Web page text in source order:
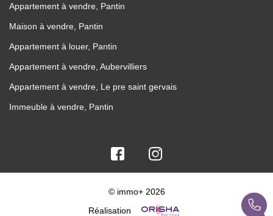
Appartement à vendre, Pantin
Maison à vendre, Pantin
Appartement à louer, Pantin
Appartement à vendre, Aubervilliers
Appartement à vendre, Le pre saint gervais
Immeuble à vendre, Pantin
© immo+ 2026
Réalisation